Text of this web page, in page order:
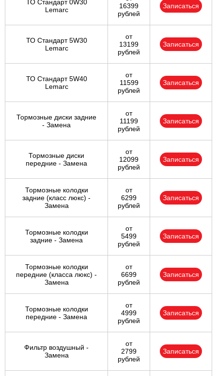
ТО Стандарт 0W30
Lemarc
16399
рублей
Записаться
ТО Стандарт 5W30
Lemarc
от
13199
рублей
Записаться
ТО Стандарт 5W40
Lemarc
от
11599
рублей
Записаться
Тормозные диски задние
- Замена
от
11199
рублей
Записаться
Тормозные диски
передние - Замена
от
12099
рублей
Записаться
Тормозные колодки
задние (класс люкс) -
Замена
от
6299
рублей
Записаться
Тормозные колодки
задние - Замена
от
5499
рублей
Записаться
Тормозные колодки
передние (класса люкс) -
Замена
от
6699
рублей
Записаться
Тормозные колодки
передние - Замена
от
4999
рублей
Записаться
Фильтр воздушный -
Замена
от
2799
рублей
Записаться